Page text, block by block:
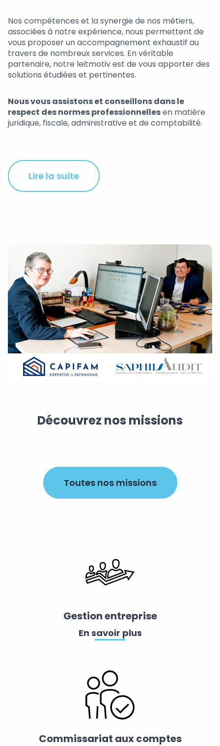
Nos compétences et la synergie de nos métiers,
associées à notre expérience, nous permettent de
vous proposer un accompagnement exhaustif au
travers de nombreux services. En véritable
partenaire, notre leitmotiv est de vous apporter des
solutions étudiées et pertinentes.
Nous vous assistons et conseillons dans le
respect des normes professionnellesen matière
juridique, fiscale, administrative et de comptabilité.
Lire la suite
Découvrez nos missions
Toutes nos missions
Gestion entreprise
En savoir plus
Commissariat aux comptes